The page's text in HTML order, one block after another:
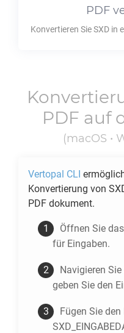
PDF
Konvertieren SieSXD in
PDF auf
(macOS •
Vertopal CLI
Konvertierung von
PDF dokument.
Öffnen Sie
für Eingaben.
Navigieren
geben Sie den
Fügen Sie